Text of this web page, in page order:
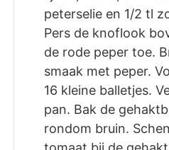
peterselie en 1/2 tl
Pers de knoflook
de rode peper toe.
smaak met peper.
16 kleine balletjes.
pan. Bak de
rondom bruin.